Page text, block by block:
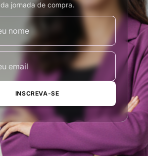
da jornada de compra.
INSCREVA-SE